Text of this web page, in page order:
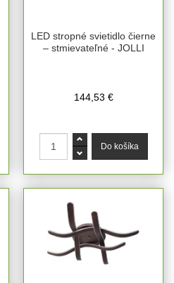
LED stropné svietidlo čierne
– stmievateľné - JOLLI
144,53 €